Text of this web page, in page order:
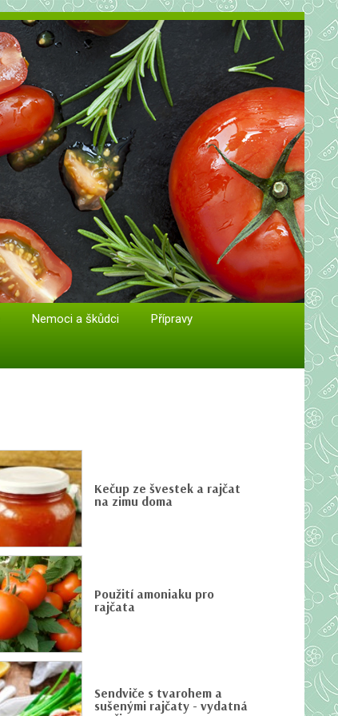
Nemoci a škůdci Přípravy
Kečup ze švestek a rajčat
na zimu doma
Použití amoniaku pro
rajčata
Sendviče s tvarohem a
sušenými rajčaty - vydatná